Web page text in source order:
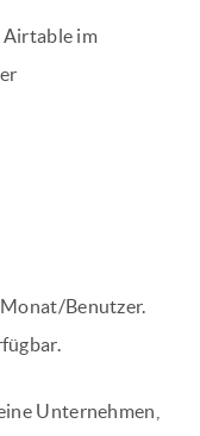
Airtable im
Benutzer.
Unternehmen,